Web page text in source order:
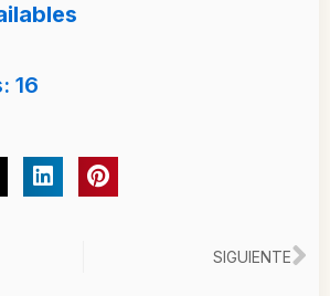
16
SIGUIENTE